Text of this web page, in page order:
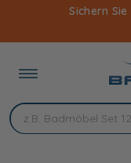
Inhalt
Sichern